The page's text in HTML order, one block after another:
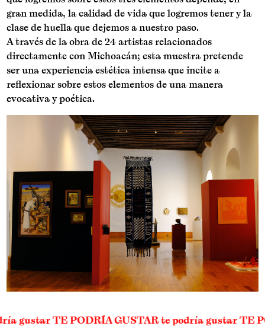
gran medida, la calidad de vida que logremos tener y la
clase de huella que dejemos a nuestro paso.
A través de la obra de 24 artistas relacionados
directamente con Michoacán; esta muestra pretende
ser una experiencia estética intensa que incite a
reflexionar sobre estos elementos de una manera
evocativa y poética.
gustar TE PODRÍA GUSTAR te podría gustar TE